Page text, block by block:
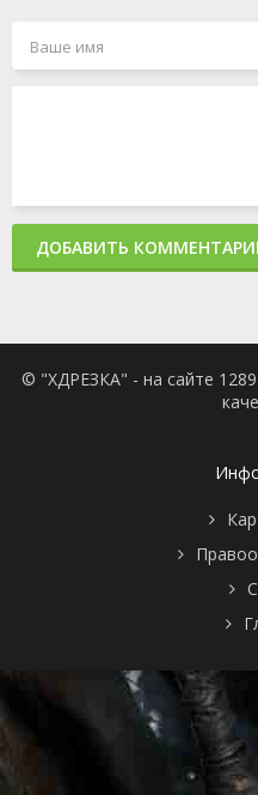
ДОБАВИТЬ
© "ХДРЕЗКА" - на сайте